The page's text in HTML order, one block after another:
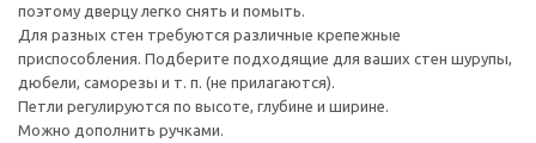
поэтому дверцу легко снять и помыть.
Для разных стен требуются различные крепежные
приспособления. Подберите подходящие для ваших стен шурупы,
дюбели, саморезы и т. п. (не прилагаются).
Петли регулируются по высоте, глубине и ширине.
Можно дополнить ручками.